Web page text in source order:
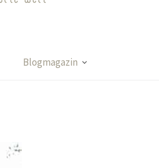
Blogmagazin